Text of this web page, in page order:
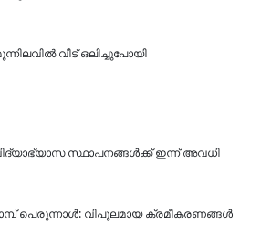
വീട് ഒലിച്ചുപോയി
സ്ഥാപനങ്ങള്‍ക്ക് ഇന്ന് അവധി
പെരുന്നാൾ: വിപുലമായ ക്രമീകരണങ്ങൾ